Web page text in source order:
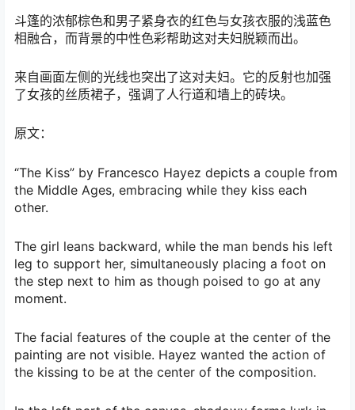
斗篷的浓郁棕色和男子紧身衣的红色与女孩衣服的浅蓝色
相融合，而背景的中性色彩帮助这对夫妇脱颖而出。
来自画面左侧的光线也突出了这对夫妇。它的反射也加强
了女孩的丝质裙子，强调了人行道和墙上的砖块。
原文：
“The Kiss” by Francesco Hayez depicts a couple from
the Middle Ages, embracing while they kiss each
other.
The girl leans backward, while the man bends his left
leg to support her, simultaneously placing a foot on
the step next to him as though poised to go at any
moment.
The facial features of the couple at the center of the
painting are not visible. Hayez wanted the action of
the kissing to be at the center of the composition.